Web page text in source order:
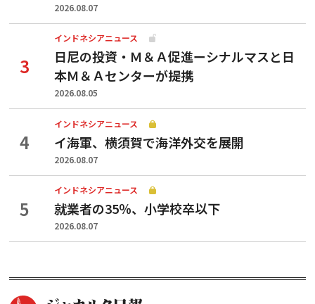
2026.08.07
インドネシアニュース
日尼の投資・Ｍ＆Ａ促進ーシナルマスと日
本Ｍ＆Ａセンターが提携
2026.08.05
インドネシアニュース
イ海軍、横須賀で海洋外交を展開
2026.08.07
インドネシアニュース
就業者の35％、小学校卒以下
2026.08.07